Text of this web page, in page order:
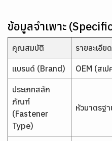
ข้อมูลจำเพาะ
คุณสมบัติ รายละเอียด
แบรนด์ (Brand) OEM (สเ
ประเภทสลัก
ภัณฑ์
(Fastener
Type)
หัวมาตรฐา